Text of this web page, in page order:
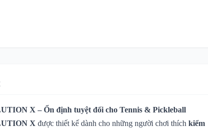
X – Ổn định tuyệt đối cho Tennis & Pickleball
X được thiết kế dành cho những người chơi thích kiểm